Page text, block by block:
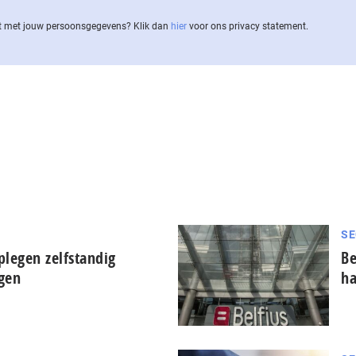
jouw per­soons­ge­ge­vens? Klik dan hier voor ons privacy statement.
zelfstandig